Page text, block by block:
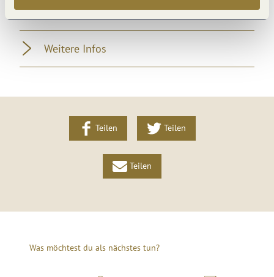
Ausstattung Zimmer/Appartement
Weitere Infos
Teilen Teilen
Teilen
Was möchtest du als nächstes tun?